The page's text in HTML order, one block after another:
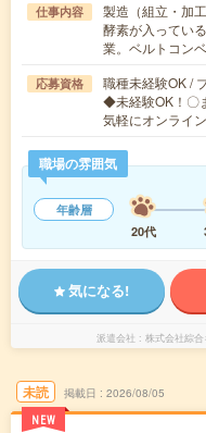
仕事内容
製造（組立・加工
酵素が入ってい
業。ベルトコン
応募資格
職種未経験OK /
◆未経験OK！〇
気軽にオンライ
職場の雰囲気
年齢層
20代
気になる!
派遣会社 株式会社綜
未読
NEW
掲載日 2026/08/05